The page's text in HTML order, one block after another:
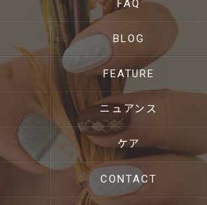
FAQ
BLOG
FEATURE
ニュアンス
ケア
CONTACT